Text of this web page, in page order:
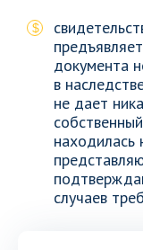
документа
в
не дает
случаев